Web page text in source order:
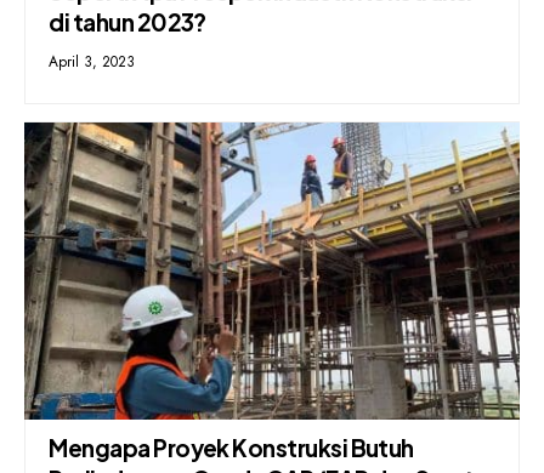
di tahun 2023?
April 3, 2023
Mengapa Proyek Konstruksi Butuh